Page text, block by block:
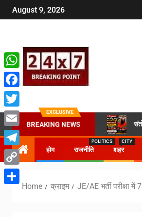
August 9, 2026
EXCLUSIVE
BREAKING NEWS
होम राजनीति
POLITICS
शहर
CITY
Home क्राइम JE/AE भर्ती परीक्षा
WhatsApp
Facebook
Twitter
Email
Telegram
Copy
Share